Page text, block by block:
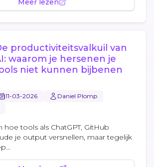
Meer lezen
productiviteitsvalkuil van
waarom je hersenen je
niet kunnen bijbenen
11-03-2026
Daniel Plomp
hoe tools als ChatGPT, GitHub
je output versnellen, maar tegelijk